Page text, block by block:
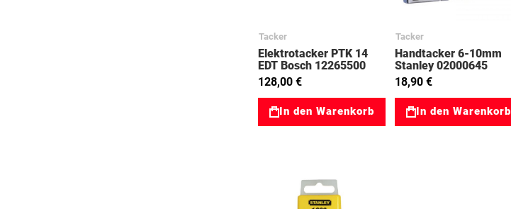
Tacker
Elektrotacker PTK 14
EDT Bosch 12265500
128,00 €
In den Warenkorb
Tacker
Handtacker 6-10mm
Stanley 02000645
18,90 €
In den Warenkorb